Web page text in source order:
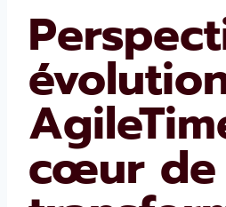
cœur de